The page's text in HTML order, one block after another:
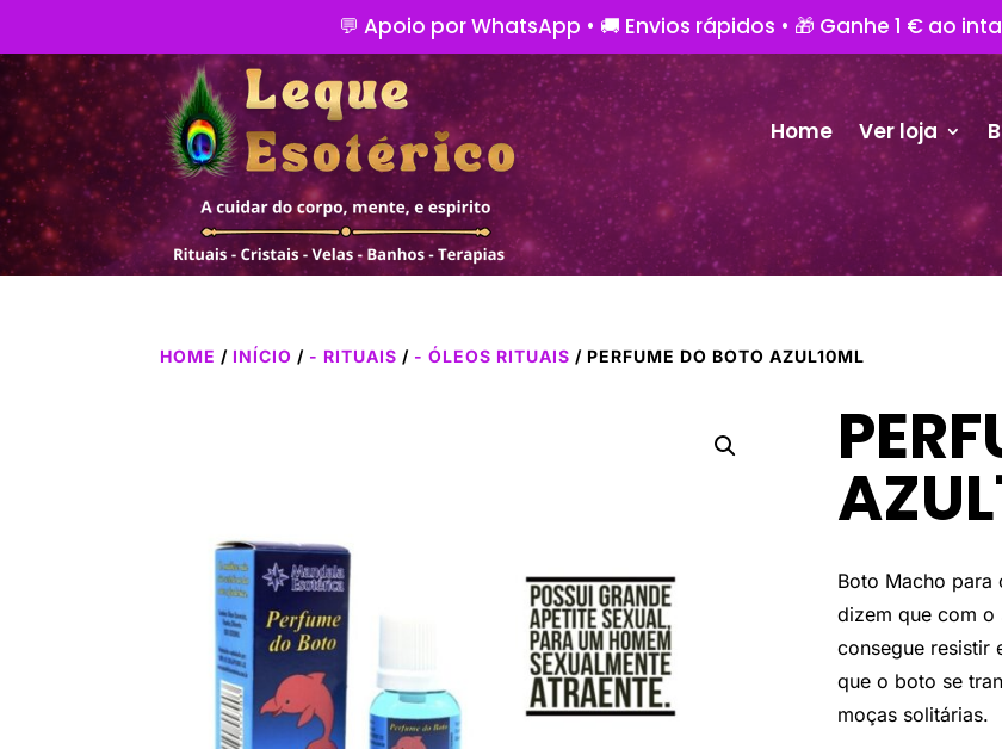
💬 Apoio por WhatsApp • 🚚 Envios rápidos • 🎁 Ganhe 1 € ao
Home Ver loja
HOME / INÍCIO / - RITUAIS / - ÓLEOS RITUAIS / PERFUME DO BOTO AZUL10ML
Boto Macho para
dizem que com o
consegue resistir
que o boto se
moças solitárias.